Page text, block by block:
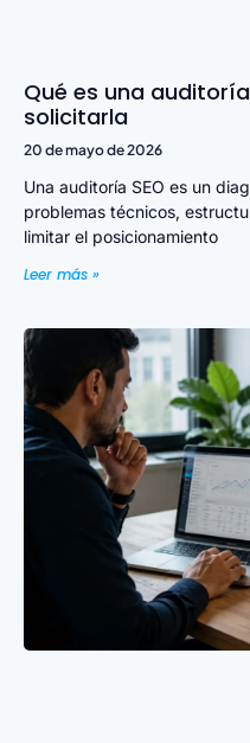
Qué es una
solicitarla
20 de mayo de 2026
Una auditoría SEO es un
problemas técnicos,
limitar el posicionamiento
Leer más »